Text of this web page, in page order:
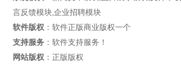
言反馈模块,企业招聘模块
软件版权：软件正版商业版权一个
支持服务：软件支持服务！
网站版权：正版版权